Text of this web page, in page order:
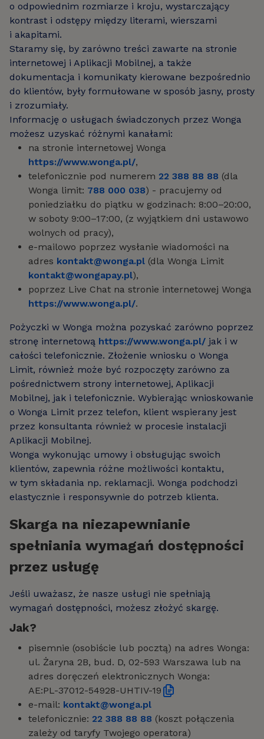
o odpowiednim rozmiarze i kroju, wystarczający
kontrast i odstępy między literami, wierszami
i akapitami.
Staramy się, by zarówno treści zawarte na stronie
internetowej i Aplikacji Mobilnej, a także
dokumentacja i komunikaty kierowane bezpośrednio
do klientów, były formułowane w sposób jasny, prosty
i zrozumiały.
Informację o usługach świadczonych przez Wonga
możesz uzyskać różnymi kanałami:
na stronie internetowej Wonga
https://www.wonga.pl/,
telefonicznie pod numerem 22 388 88 88 (dla
Wonga limit: 788 000 038) - pracujemy od
poniedziałku do piątku w godzinach: 8:00–20:00,
w soboty 9:00–17:00, (z wyjątkiem dni ustawowo
wolnych od pracy),
e-mailowo poprzez wysłanie wiadomości na
adres kontakt@wonga.pl (dla Wonga Limit
kontakt@wongapay.pl),
poprzez Live Chat na stronie internetowej Wonga
https://www.wonga.pl/.
Pożyczki w Wonga można pozyskać zarówno poprzez
stronę internetową https://www.wonga.pl/ jak i w
całości telefonicznie. Złożenie wniosku o Wonga
Limit, również może być rozpoczęty zarówno za
pośrednictwem strony internetowej, Aplikacji
Mobilnej, jak i telefonicznie. Wybierając wnioskowanie
o Wonga Limit przez telefon, klient wspierany jest
przez konsultanta również w procesie instalacji
Aplikacji Mobilnej.
Wonga wykonując umowy i obsługując swoich
klientów, zapewnia różne możliwości kontaktu,
w tym składania np. reklamacji. Wonga podchodzi
elastycznie i responsywnie do potrzeb klienta.
Skarga na niezapewnianie
spełniania wymagań dostępności
przez usługę
Jeśli uważasz, że nasze usługi nie spełniają
wymagań dostępności, możesz złożyć skargę.
Jak?
pisemnie (osobiście lub pocztą) na adres Wonga:
ul. Żaryna 2B, bud. D, 02-593 Warszawa lub na
adres doręczeń elektronicznych Wonga:
AE:PL-37012-54928-UHTIV-19
e-mail: kontakt@wonga.pl
telefonicznie: 22 388 88 88 (koszt połączenia
zależy od taryfy Twojego operatora)